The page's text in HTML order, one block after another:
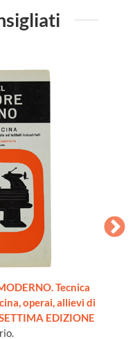
Tecnica
operai, allievi di
EDIZIONE